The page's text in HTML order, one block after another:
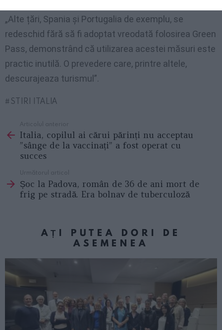
„Alte țări, Spania și Portugalia de exemplu, se
redeschid fără să fi adoptat vreodată folosirea Green
Pass, demonstrând că utilizarea acestei măsuri este
practic inutilă. O prevedere care, printre altele,
descurajeaza turismul”.
STIRI ITALIA
more
Articolul anterior
Italia, copilul ai cărui părinți nu acceptau
”sânge de la vaccinați” a fost operat cu
succes
Următorul articol
Șoc la Padova, român de 36 de ani mort de
frig pe stradă. Era bolnav de tuberculoză
AȚI PUTEA DORI DE
ASEMENEA